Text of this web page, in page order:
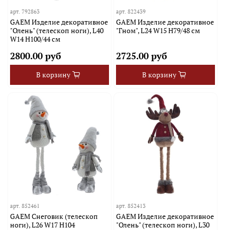
арт.792863
GAEM Изделие декоративное
"Олень" (телескоп ноги), L40
W14 H100/44 см
2800.00 руб
В корзину
арт. 822439
GAEM Изделие декоративное
"Гном", L24 W15 H79/48 см
2725.00 руб
В корзину
арт.852461
GAEM Снеговик (телескоп
ноги), L26 W17 H104
арт. 852413
GAEM Изделие декоративное
"Олень" (телескоп ноги), L30